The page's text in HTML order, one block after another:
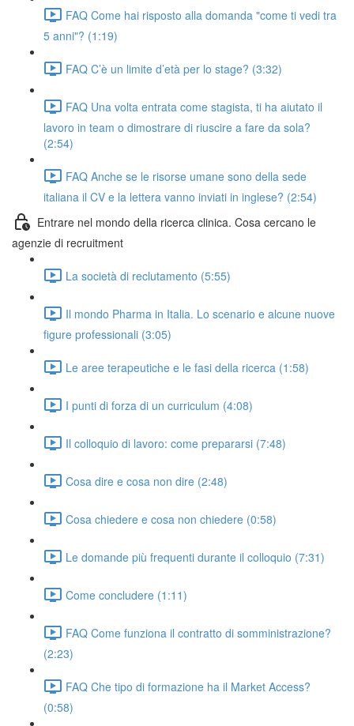
FAQ Come hai risposto alla domanda "come ti vedi tra
5 anni"? (1:19)
FAQ C’è un limite d’età per lo stage? (3:32)
FAQ Una volta entrata come stagista, ti ha aiutato il
lavoro in team o dimostrare di riuscire a fare da sola?
(2:54)
FAQ Anche se le risorse umane sono della sede
italiana il CV e la lettera vanno inviati in inglese? (2:54)
Entrare nel mondo della ricerca clinica. Cosa cercano le
agenzie di recruitment
La società di reclutamento (5:55)
Il mondo Pharma in Italia. Lo scenario e alcune nuove
figure professionali (3:05)
Le aree terapeutiche e le fasi della ricerca (1:58)
I punti di forza di un curriculum (4:08)
Il colloquio di lavoro: come prepararsi (7:48)
Cosa dire e cosa non dire (2:48)
Cosa chiedere e cosa non chiedere (0:58)
Le domande più frequenti durante il colloquio (7:31)
Come concludere (1:11)
FAQ Come funziona il contratto di somministrazione?
(2:23)
FAQ Che tipo di formazione ha il Market Access?
(0:58)